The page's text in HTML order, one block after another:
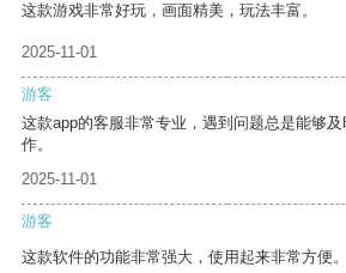
这款游戏非常好玩，画面精美，玩法丰富。
2025-11-01
游客
这款app的客服非常专业，遇到问题总是能够
作。
2025-11-01
游客
这款软件的功能非常强大，使用起来非常方便。